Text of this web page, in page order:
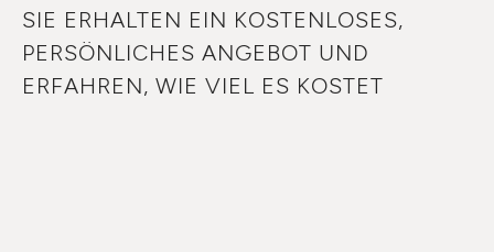
SIE ERHALTEN EIN KOSTENLOSES,
PERSÖNLICHES ANGEBOT UND
ERFAHREN, WIE VIEL ES KOSTET